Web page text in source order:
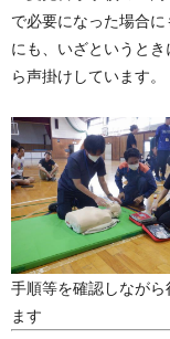
で必要になった場合
にも、いざというと
ら声掛けしています。
手順等を確認しなが
ます